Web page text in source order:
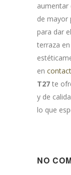
aumentar
de mayor
para dar
terraza
en
T27 te
y de
lo que
NO